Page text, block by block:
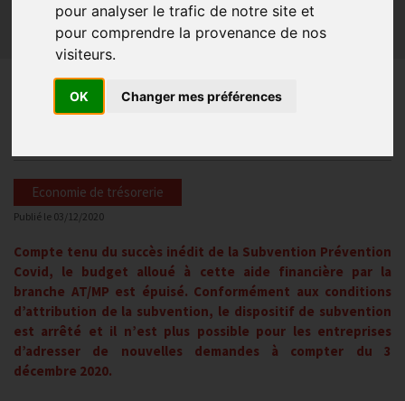
pour analyser le trafic de notre site et
pour comprendre la provenance de nos
visiteurs.
OK Changer mes préférences
Relations clients & OTA
Agirc-Arrco
Discothèques
Pass sanitaire/vaccinal
Plan de relance
Arrêt de la subvention
prévention covid
Economie de trésorerie
Publié le 03/12/2020
Compte tenu du succès inédit de la Subvention Prévention
Covid, le budget alloué à cette aide financière par la
branche AT/MP est épuisé. Conformément aux conditions
d’attribution de la subvention, le dispositif de subvention
est arrêté et il n’est plus possible pour les entreprises
d’adresser de nouvelles demandes à compter du 3
décembre 2020.